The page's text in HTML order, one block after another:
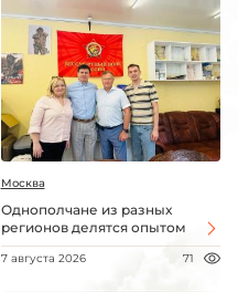
Москва
Однополчане из разных
регионов делятся опытом
7 августа 2026 71